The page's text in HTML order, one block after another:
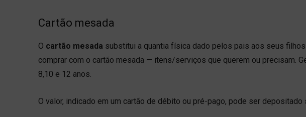
Cartão mesada
O cartão mesada substitui a quantia física dado pelos pais aos seus
comprar com o cartão mesada — itens/serviços que querem ou precisam.
8,10 e 12 anos.
O valor, indicado em um cartão de débito ou pré-pago, pode ser depositado